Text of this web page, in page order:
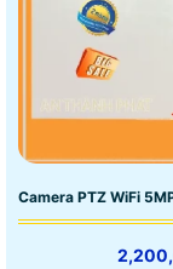
Camera PTZ WiFi